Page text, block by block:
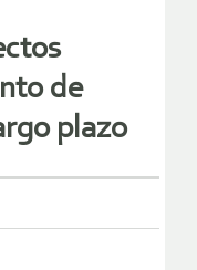
de
plazo